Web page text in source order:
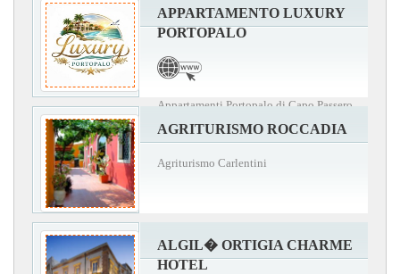
APPARTAMENTO LUXURY
PORTOPALO
Appartamenti Portopalo di Capo Passero
AGRITURISMO ROCCADIA
Agriturismo Carlentini
ALGIL� ORTIGIA CHARME
HOTEL